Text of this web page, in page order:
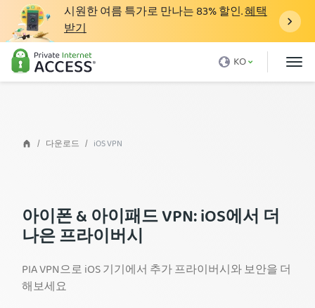
시원한 여름 특가로 만나는83%할인.혜택
받기
KO
VPN이란 무엇인가요
왜 PIA인가요
VPN 기능
블로그
로그인
다운로드 iOS VPN
아이폰 & 아이패드 VPN: iOS에서 더
나은 프라이버시
PIA VPN으로 iOS 기기에서 추가 프라이버시와 보안을 더
해보세요